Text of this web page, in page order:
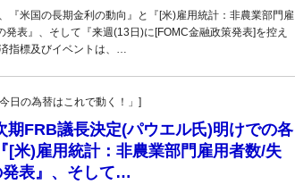
『米国の長期金利の動向』と『[米)雇用統計：非農業部門雇
発表』、そして『来週(13日)に[FOMC金融政策発表]を控え
指標及びイベントは、…
日の為替はこれで動く！」]
期FRB議長決定(パウエル氏)明けでの各
[米)雇用統計：非農業部門雇用者数/失
表』、そして…